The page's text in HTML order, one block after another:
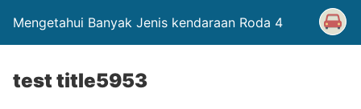
Mengetahui Banyak Jenis kendaraan Roda 4
test title5953